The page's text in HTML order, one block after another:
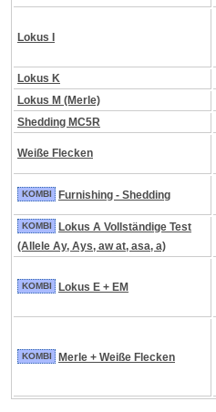
Lokus I
Lokus K
Lokus M (Merle)
Shedding MC5R
Weiße Flecken
KOMBI Furnishing - Shedding
KOMBI
Lokus A Vollständige Test
(Allele Ay, Ays, aw at, asa, a)
KOMBI Lokus E + EM
KOMBI Merle + Weiße Flecken